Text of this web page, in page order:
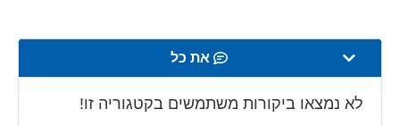
את כל
מהירות
לא נמצאו ביקורות משתמשים בקטגוריה זו!